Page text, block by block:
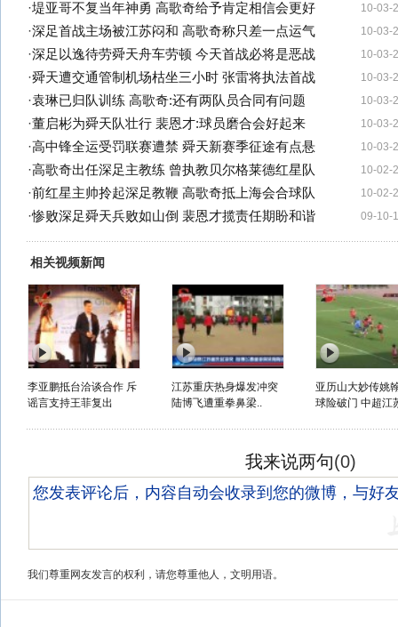
10-03-
·堤亚哥不复当年神勇 高歌奇给予肯定相信会更好
10-03-
·深足首战主场被江苏闷和 高歌奇称只差一点运气
10-03-
·深足以逸待劳舜天舟车劳顿 今天首战必将是恶战
10-03-
·舜天遭交通管制机场枯坐三小时 张雷将执法首战
10-03-
·袁琳已归队训练 高歌奇:还有两队员合同有问题
10-03-
·董启彬为舜天队壮行 裴恩才:球员磨合会好起来
10-03-
·高中锋全运受罚联赛遭禁 舜天新赛季征途有点悬
10-02-
·高歌奇出任深足主教练 曾执教贝尔格莱德红星队
10-02-
·前红星主帅拎起深足教鞭 高歌奇抵上海会合球队
09-10-
·惨败深足舜天兵败如山倒 裴恩才揽责任期盼和谐
相关视频新闻
李亚鹏抵台洽谈合作 斥
谣言支持王菲复出
江苏重庆热身爆发冲突
陆博飞遭重拳鼻梁..
亚历山大妙传姚
球险破门 中超江
我来说两句(0)
我们尊重网友发言的权利，请您尊重他人，文明用语。